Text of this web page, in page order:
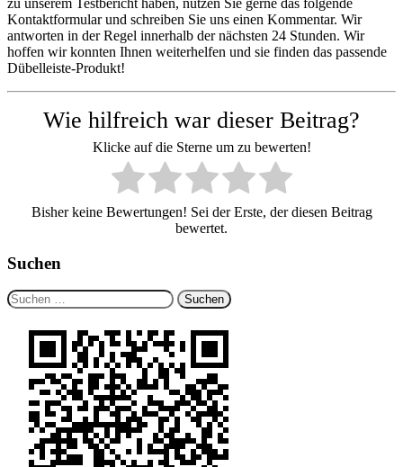
Kontaktformular und schreiben Sie uns einen Kommentar. Wir
antworten in der Regel innerhalb der nächsten 24 Stunden. Wir
hoffen wir konnten Ihnen weiterhelfen und sie finden das passende
Dübelleiste-Produkt!
Wie hilfreich war dieser Beitrag?
Klicke auf die Sterne um zu bewerten!
Bisher keine Bewertungen! Sei der Erste, der diesen Beitrag
bewertet.
Suchen
Suchen
nach: